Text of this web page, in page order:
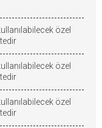
özel
özel
özel